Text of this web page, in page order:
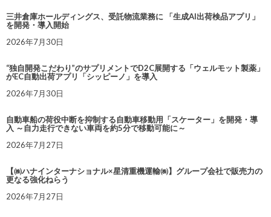
三井倉庫ホールディングス、受託物流業務に 「生成AI出荷検品アプリ」
を開発・導入開始
2026年7月30日
“独自開発こだわり”のサプリメントでD2C展開する「ウェルモット製薬」
がEC自動出荷アプリ「シッピーノ」を導入
2026年7月30日
自動車船の荷役中断を抑制する自動車移動用「スケーター」を開発・導
入 ～自力走行できない車両を約5分で移動可能に～
2026年7月27日
【㈱ハナインターナショナル×星清重機運輸㈱】グループ会社で販売力の
更なる強化ねらう
2026年7月27日